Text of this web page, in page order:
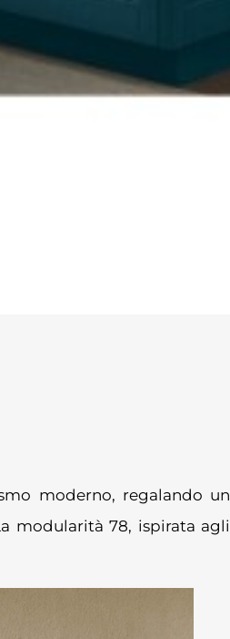
moderno, regalando un
modularità 78, ispirata agli